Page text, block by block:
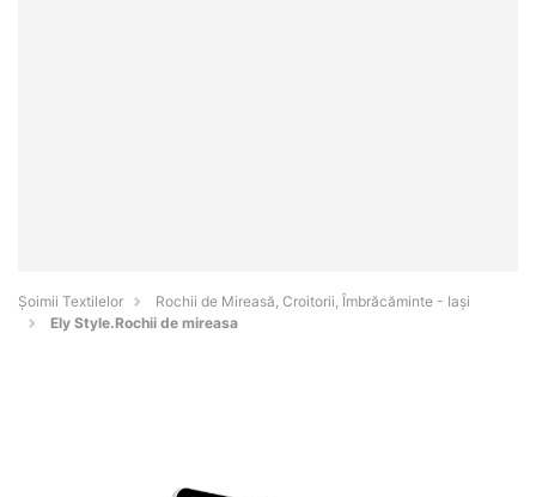
Șoimii Textilelor
Rochii de Mireasă, Croitorii, Îmbrăcăminte - Iaşi
Ely Style.Rochii de mireasa